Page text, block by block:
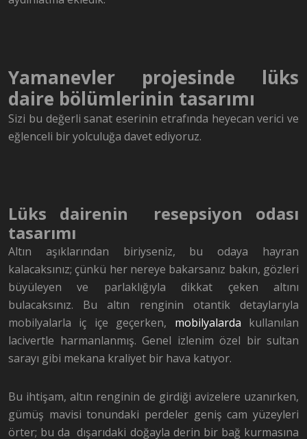
Yamanevler projesinde lüks
daire bölümlerinin tasarımı
Sizi bu değerli sanat eserinin etrafında heyecan verici ve
eğlenceli bir yolculuğa davet ediyoruz.
Lüks dairenin
resepsiyon odası
tasarımı
Altın aşıklarından biriyseniz, bu odaya hayran
kalacaksınız; çünkü her nereye bakarsanız bakın, gözleri
büyüleyen ve parlaklığıyla dikkat çeken altını
bulacaksınız. Bu altın renginin otantik detaylarıyla
mobilyalarla iç içe geçerken, mobilyalarda kullanılan
lacivertle harmanlanmış. Genel izlenim özel bir sultan
sarayı gibi mekana kraliyet bir hava katıyor.
Bu ihtişam, altın renginin de girdiği avizelere uzanırken,
gümüş mavisi tonundaki perdeler geniş cam yüzeyleri
örter; bu da dışarıdaki doğayla derin bir bağ kurmasına